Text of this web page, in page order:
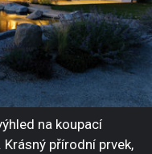
na koupací
přírodní prvek,